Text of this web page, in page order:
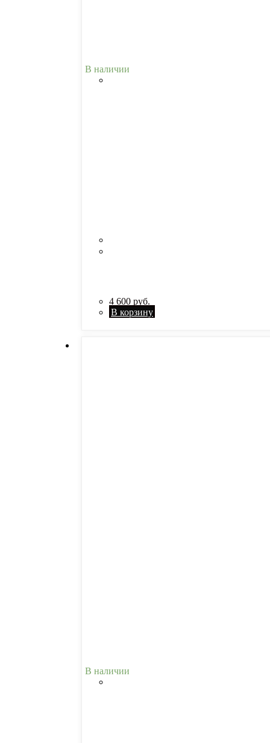
В наличии
4 600руб.
В корзину
В наличии